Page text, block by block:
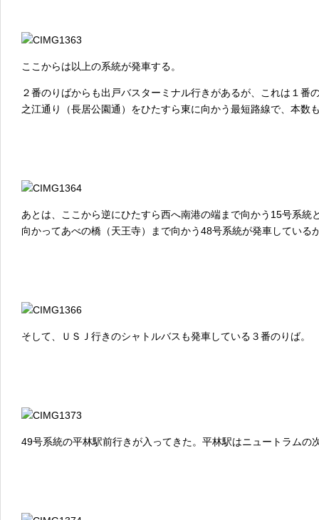
ここからは以上の系統が発車する。
２番のりばからも出戸バスターミナル行きがあるが、これは１番
之江通り（長居公園通）をひたすら東に向かう最短路線で、本数
あとは、ここから逆にひたすら西へ南港の端まで向かう15号系統
向かってあべの橋（天王寺）まで向かう48号系統が発車している
そして、ＵＳＪ行きのシャトルバスも発車している３番のりば。
49号系統の平林駅前行きが入ってきた。平林駅はニュートラムの